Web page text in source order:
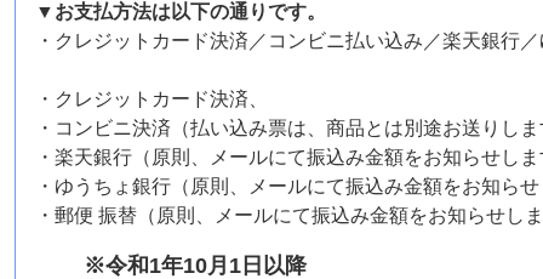
▼お支払方法は以下の通りです。
・クレジットカード決済／コンビニ払い込み／楽天銀行
・クレジットカード決済、
・コンビニ決済（払い込み票は、商品とは別途お送りし
・楽天銀行（原則、メールにて振込み金額をお知らせし
・ゆうちょ銀行（原則、メールにて振込み金額をお知ら
・郵便 振替（原則、メールにて振込み金額をお知らせし
※令和1年10月1日以降